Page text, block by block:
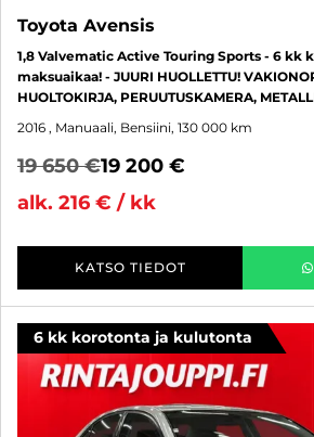
Toyota Avensis
1,8 Valvematic Active Touring Sports - 6 kk
maksuaikaa! - JUURI HUOLLETTU!
HUOLTOKIRJA, PERUUTUSKAMERA,
2016 , Manuaali, Bensiini, 130 000 km
19 650 €19 200 €
alk. 216 € / kk
KATSO TIEDOT
6 kk korotonta ja kulutonta